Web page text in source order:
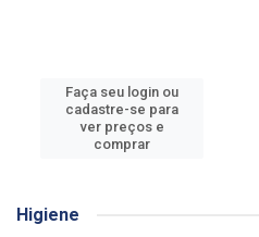
Faça seu login ou
cadastre-se para
ver preços e
comprar
Higiene